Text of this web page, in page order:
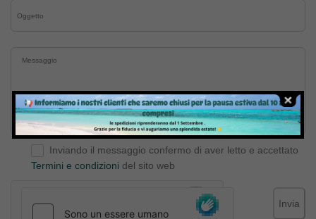
Inviando il messaggio confermo di aver letto e accettato
Termini e condizioni del sito web
Invia